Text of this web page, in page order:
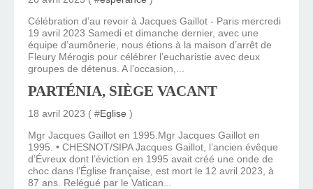
Célébration d’au revoir à Jacques Gaillot - Paris mercredi
19 avril 2023 Samedi et dimanche dernier, avec une
équipe d’aumônerie, nous étions à la maison d’arrêt de
Fleury Mérogis pour célébrer l’eucharistie avec deux
groupes de détenus. A l’occasion,...
PARTÉNIA, SIÈGE VACANT
18 avril 2023 ( #Eglise )
Mgr Jacques Gaillot en 1995.Mgr Jacques Gaillot en
1995. • CHESNOT/SIPA Jacques Gaillot, l’ancien évêque
d’Évreux dont l’éviction en 1995 avait créé une onde de
choc dans l’Église française, est mort le 12 avril 2023, à
87 ans. Relégué par le Vatican...